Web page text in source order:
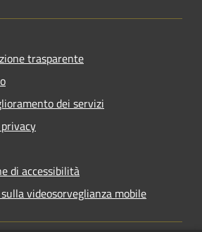
trasparente
dei servizi
di accessibilità
videosorveglianza mobile